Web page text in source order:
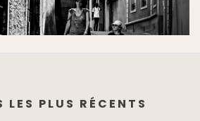
LES PLUS RÉCENTS